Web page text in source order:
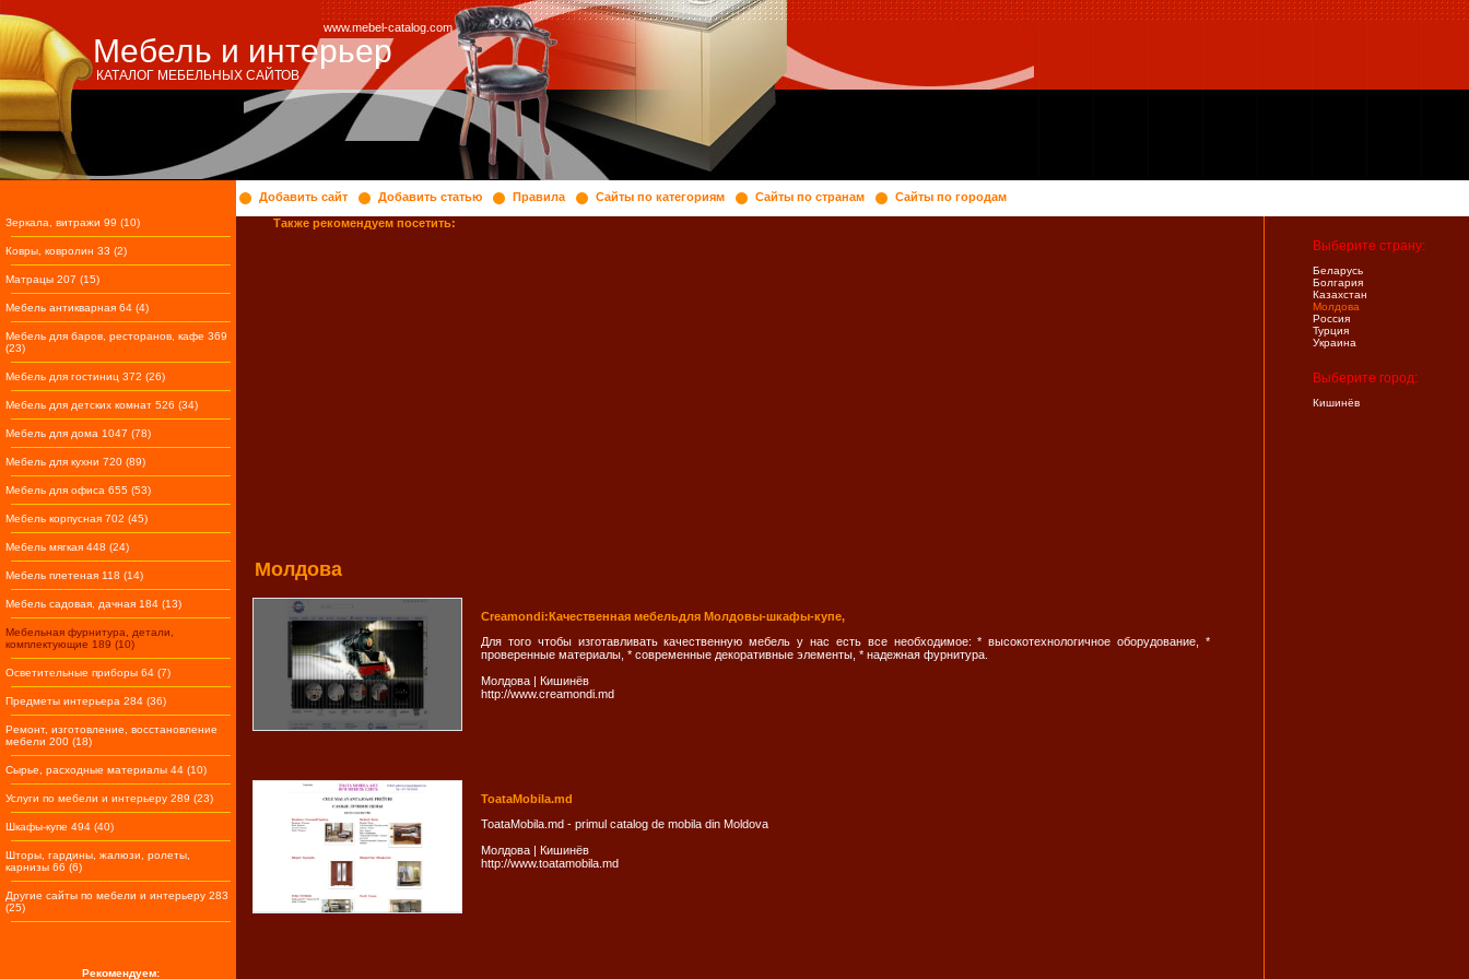
Мебель и интерьер
www.mebel-catalog.com
КАТАЛОГ МЕБЕЛЬНЫХ САЙТОВ
Зеркала, витражи 99 (10)
Ковры, ковролин 33 (2)
Матрацы 207 (15)
Мебель антикварная 64 (4)
Мебель для баров, ресторанов, кафе 369
(23)
Мебель для гостиниц 372 (26)
Мебель для детских комнат 526 (34)
Мебель для дома 1047 (78)
Мебель для кухни 720 (89)
Мебель для офиса 655 (53)
Мебель корпусная 702 (45)
Мебель мягкая 448 (24)
Мебель плетеная 118 (14)
Мебель садовая, дачная 184 (13)
Мебельная фурнитура, детали,
комплектующие 189 (10)
Осветительные приборы 64 (7)
Предметы интерьера 284 (36)
Ремонт, изготовление, восстановление
мебели 200 (18)
Сырье, расходные материалы 44 (10)
Услуги по мебели и интерьеру 289 (23)
Шкафы-купе 494 (40)
Шторы, гардины, жалюзи, ролеты,
карнизы 66 (6)
Другие сайты по мебели и интерьеру 283
(25)
Рекомендуем:
Добавить сайт Добавить статью Правила Сайты по категориям Сайты по странам
Сайты по городам
Также рекомендуем посетить:
Молдова
Creamondi:Качественная мебельдля Молдовы-шкафы-купе,
Для того чтобы изготавливать качественную мебель у нас есть все необходимое: * высокотехнологичное оборудование, *
проверенные материалы, * современные декоративные элементы, * надежная фурнитура.
Молдова | Кишинёв
http://www.creamondi.md
ToataMobila.md
ToataMobila.md - primul catalog de mobila din Moldova
Молдова | Кишинёв
http://www.toatamobila.md
Выберите страну:
Беларусь
Болгария
Казахстан
Молдова
Россия
Турция
Украина
Выберите город:
Кишинёв